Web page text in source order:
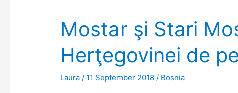
Mostar şi Stari
Herţegovinei de
Laura/ 11 September 2018/ Bosnia